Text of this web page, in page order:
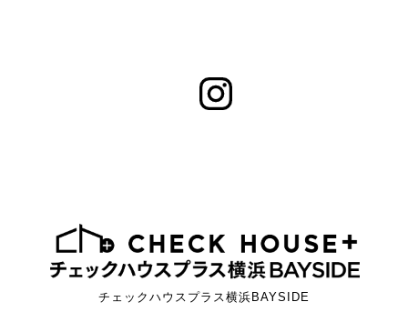
チェックハウスプラス横浜BAYSIDE